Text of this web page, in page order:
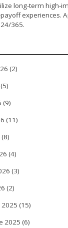
long-term high-
experiences.
365.
(2)
(5)
(9)
(11)
(8)
(4)
(3)
(2)
(15)
2025 (6)